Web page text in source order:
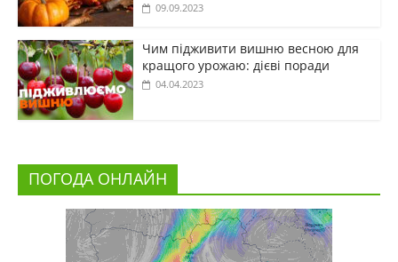
09.09.2023
Чим підживити вишню весною для
кращого урожаю: дієві поради
04.04.2023
ПОГОДА ОНЛАЙН